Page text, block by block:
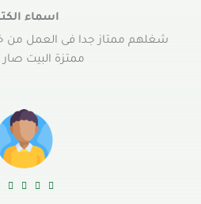
اسماء
شغلهم ممتاز جدا فى العمل من
ممتزة البيت صار



